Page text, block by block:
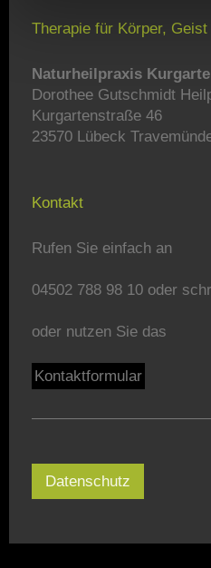
Therapie für Körper, Geist
Naturheilpraxis
Dorothee Gutschmidt
Kurgartenstraße 46
23570 Lübeck
Kontakt
Rufen Sie einfach an
04502 788 98 10 oder
oder nutzen Sie das
Kontaktformular
Datenschutz